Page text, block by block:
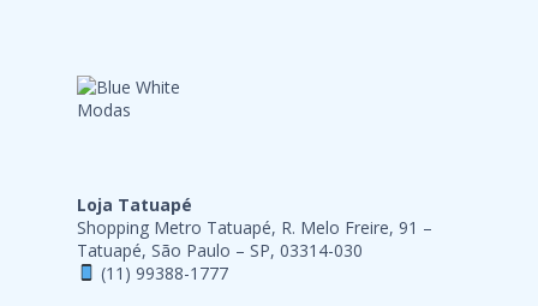
Loja Tatuapé
Shopping Metro Tatuapé, R. Melo Freire, 91 –
Tatuapé, São Paulo – SP, 03314-030
(11) 99388-1777